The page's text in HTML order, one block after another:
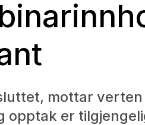
mottar
er